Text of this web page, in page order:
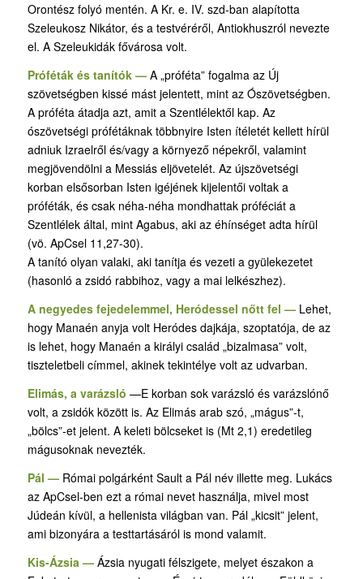
Orontész folyó mentén. A Kr. e. IV. szd-ban alapította
Szeleukosz Nikátor, és a testvéréről, Antiokhuszról nevezte
el. A Szeleukidák fővárosa volt.
Próféták és tanítók — A „próféta” fogalma az Új
szövetségben kissé mást jelentett, mint az Ószövetségben.
A próféta átadja azt, amit a Szentlélektől kap. Az
ószövetségi prófétáknak többnyire Isten ítéletét kellett hírül
adniuk Izraelről és/vagy a környező népekről, valamint
megjövendölni a Messiás eljövetelét. Az újszövetségi
korban elsősorban Isten igéjének kijelentői voltak a
próféták, és csak néha-néha mondhattak próféciát a
Szentlélek által, mint Agabus, aki az éhínséget adta hírül
(vö. ApCsel 11,27-30).
A tanító olyan valaki, aki tanítja és vezeti a gyülekezetet
(hasonló a zsidó rabbihoz, vagy a mai lelkészhez).
A negyedes fejedelemmel, Heródessel nőtt fel — Lehet,
hogy Manaén anyja volt Heródes dajkája, szoptatója, de az
is lehet, hogy Manaén a királyi család „bizalmasa” volt,
tiszteletbeli címmel, akinek tekintélye volt az udvarban.
Elimás, a varázsló —E korban sok varázsló és varázslónő
volt, a zsidók között is. Az Elimás arab szó, „mágus”-t,
„bölcs”-et jelent. A keleti bölcseket is (Mt 2,1) eredetileg
mágusoknak nevezték.
Pál — Római polgárként Sault a Pál név illette meg. Lukács
az ApCsel-ben ezt a római nevet használja, mivel most
Júdeán kívül, a hellenista világban van. Pál „kicsit” jelent,
ami bizonyára a testtartásáról is mond valamit.
Kis-Ázsia — Ázsia nyugati félszigete, melyet északon a